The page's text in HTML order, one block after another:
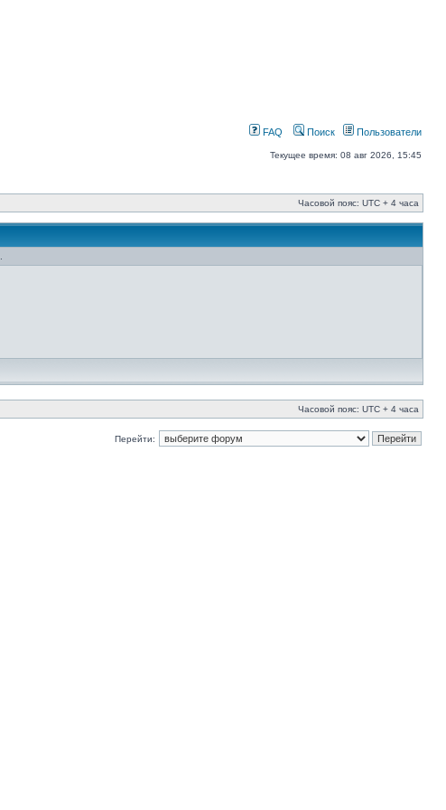
FAQ Поиск Пользователи
Текущее время: 08 авг 2026, 15:45
Часовой пояс: UTC + 4 часа
Часовой пояс: UTC + 4 часа
Перейти: